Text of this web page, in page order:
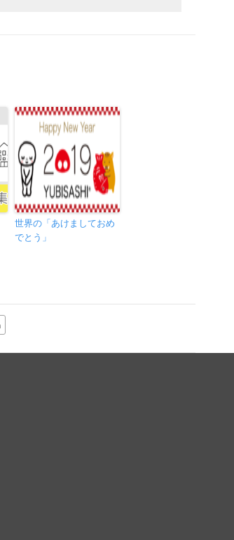
世界の「あけましておめ
でとう」